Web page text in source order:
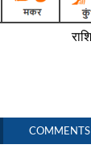
COMMENTS